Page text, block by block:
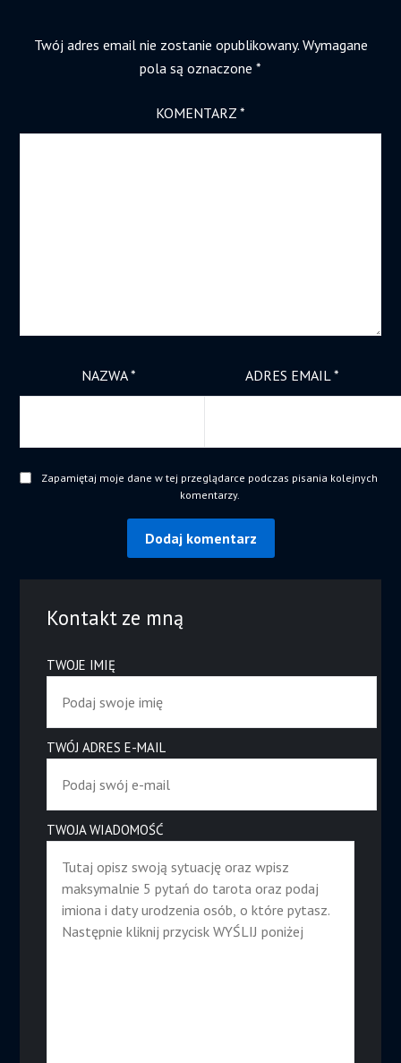
Twój adres email nie zostanie opublikowany. Wymagane
pola są oznaczone *
KOMENTARZ *
NAZWA* ADRES EMAIL*
Zapamiętaj moje dane w tej przeglądarce podczas pisania kolejnych
komentarzy.
Kontakt ze mną
TWOJE IMIĘ
TWÓJ ADRES E-MAIL
TWOJA WIADOMOŚĆ